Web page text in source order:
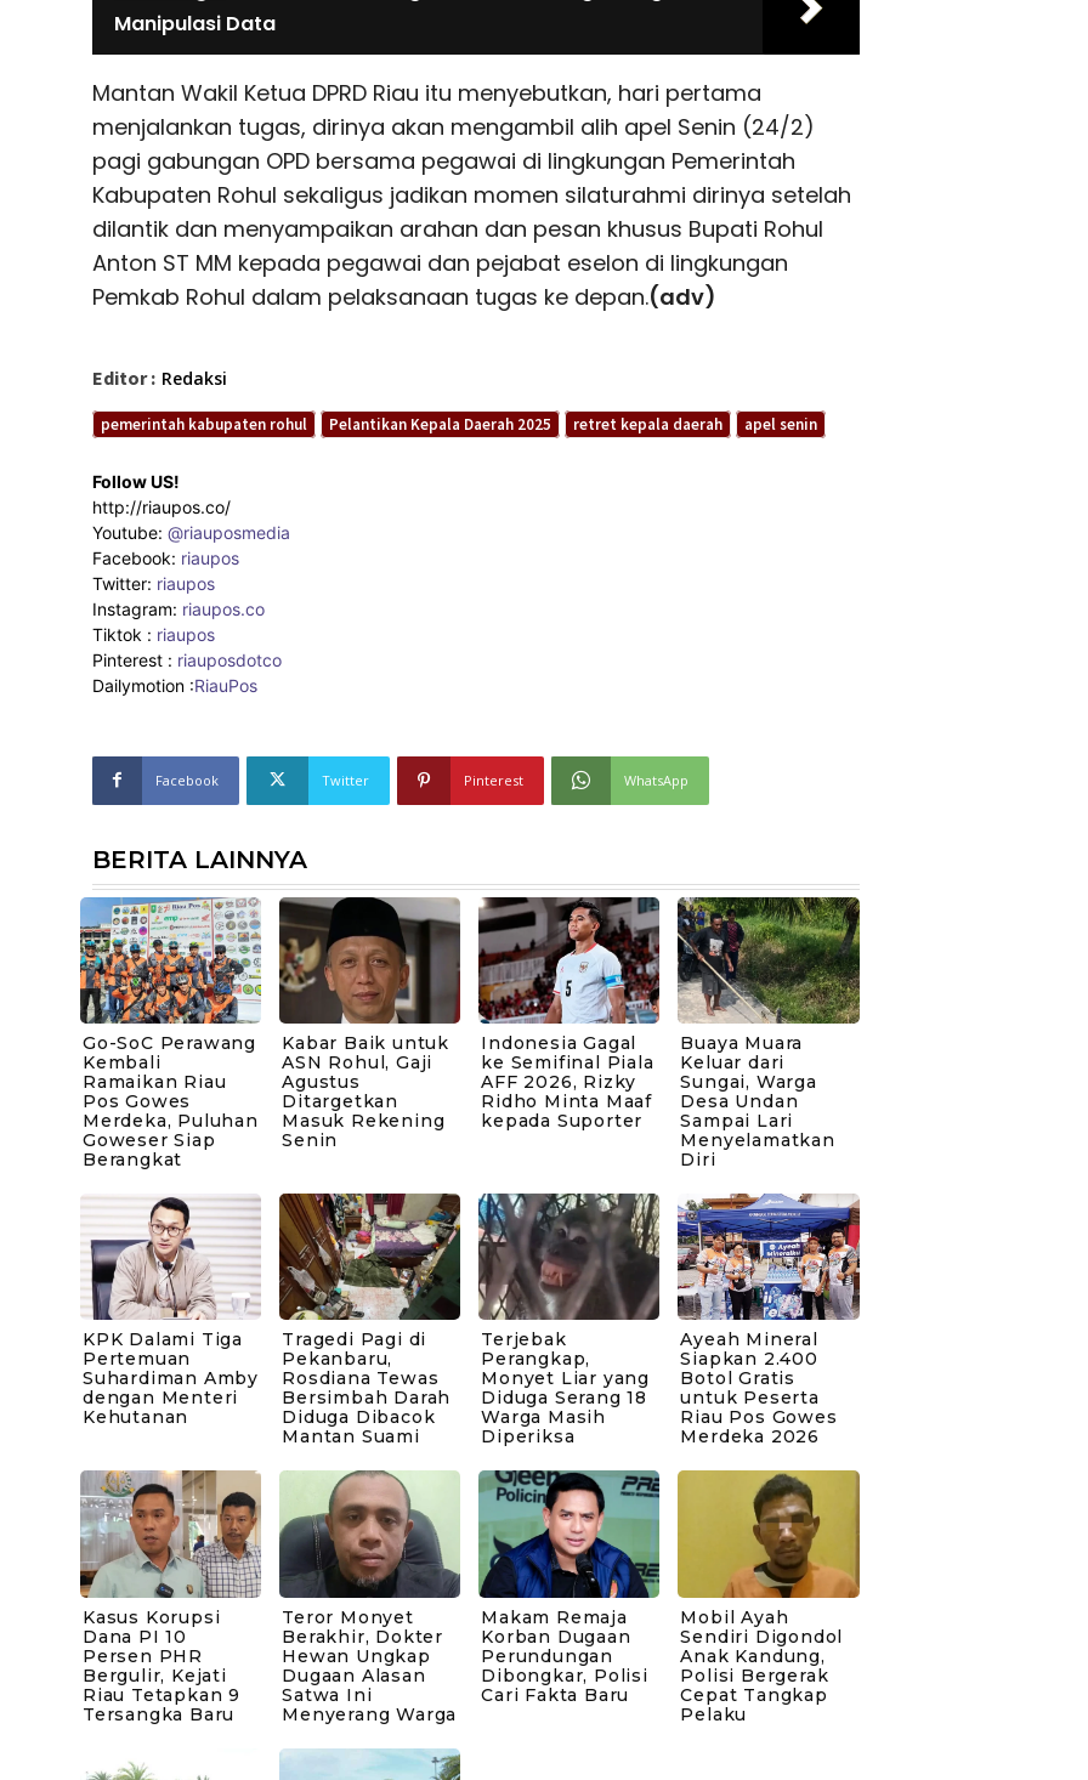
Manipulasi Data
Mantan Wakil Ketua DPRD Riau itu menyebutkan, hari pertama
menjalankan tugas, dirinya akan mengambil alih apel Senin (24/2)
pagi gabungan OPD bersama pegawai di lingkungan Pemerintah
Kabupaten Rohul sekaligus jadikan momen silaturahmi dirinya setelah
dilantik dan menyampaikan arahan dan pesan khusus Bupati Rohul
Anton ST MM kepada pegawai dan pejabat eselon di lingkungan
Pemkab Rohul dalam pelaksanaan tugas ke depan.(adv)
Editor : Redaksi
pemerintah kabupaten rohul Pelantikan Kepala Daerah 2025 retret kepala daerah apel senin
Follow US!
http://riaupos.co/
Youtube: @riauposmedia
Facebook: riaupos
Twitter: riaupos
Instagram: riaupos.co
Tiktok : riaupos
Pinterest : riauposdotco
Dailymotion :RiauPos
Facebook Twitter Pinterest WhatsApp
BERITA LAINNYA
Go-SoC Perawang
Kembali
Ramaikan Riau
Pos Gowes
Merdeka, Puluhan
Goweser Siap
Berangkat
Kabar Baik untuk
ASN Rohul, Gaji
Agustus
Ditargetkan
Masuk Rekening
Senin
Indonesia Gagal
ke Semifinal Piala
AFF 2026, Rizky
Ridho Minta Maaf
kepada Suporter
Buaya Muara
Keluar dari
Sungai, Warga
Desa Undan
Sampai Lari
Menyelamatkan
Diri
KPK Dalami Tiga
Pertemuan
Suhardiman Amby
dengan Menteri
Kehutanan
Tragedi Pagi di
Pekanbaru,
Rosdiana Tewas
Bersimbah Darah
Diduga Dibacok
Mantan Suami
Terjebak
Perangkap,
Monyet Liar yang
Diduga Serang 18
Warga Masih
Diperiksa
Ayeah Mineral
Siapkan 2.400
Botol Gratis
untuk Peserta
Riau Pos Gowes
Merdeka 2026
Kasus Korupsi
Dana PI 10
Persen PHR
Bergulir, Kejati
Riau Tetapkan 9
Tersangka Baru
Teror Monyet
Berakhir, Dokter
Hewan Ungkap
Dugaan Alasan
Satwa Ini
Menyerang Warga
Makam Remaja
Korban Dugaan
Perundungan
Dibongkar, Polisi
Cari Fakta Baru
Mobil Ayah
Sendiri Digondol
Anak Kandung,
Polisi Bergerak
Cepat Tangkap
Pelaku